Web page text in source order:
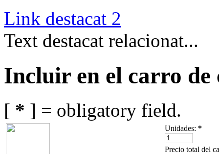
Link destacat 2
Text destacat relacionat...
Incluir en el carro de
[ * ] = obligatory field.
Unidades: *
Precio total del